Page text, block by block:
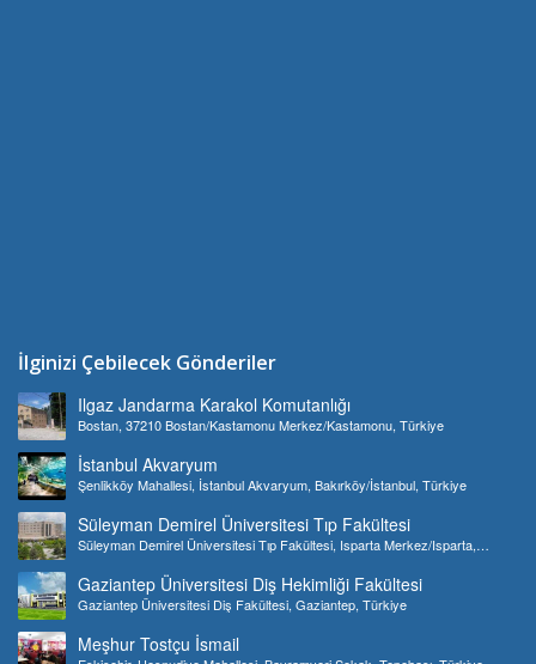
İlginizi Çebilecek Gönderiler
Ilgaz Jandarma Karakol Komutanlığı
Bostan, 37210 Bostan/Kastamonu Merkez/Kastamonu, Türkiye
İstanbul Akvaryum
Şenlikköy Mahallesi, İstanbul Akvaryum, Bakırköy/İstanbul, Türkiye
Süleyman Demirel Üniversitesi Tıp Fakültesi
Süleyman Demirel Üniversitesi Tıp Fakültesi, Isparta Merkez/Isparta,
Gaziantep Üniversitesi Diş Hekimliği Fakültesi
Gaziantep Üniversitesi Diş Fakültesi, Gaziantep, Türkiye
Meşhur Tostçu İsmail